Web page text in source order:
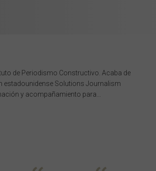
de Periodismo Constructivo. Acaba de
estadounidense Solutions Journalism
y acompañamiento para...